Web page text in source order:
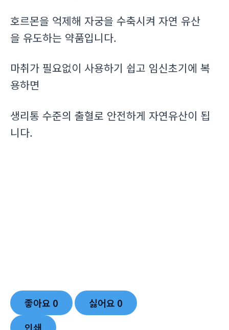
호르몬을 억제해 자궁을 수축시켜 자연 유산
을 유도하는 약품입니다.
마취가 필요없이 사용하기 쉽고 임신초기에 복
용하면
생리통 수준의 출혈로 안전하게 자연유산이 됩
니다.
좋아요 0 싫어요 0